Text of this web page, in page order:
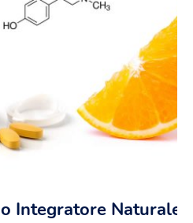
Integratore Naturale